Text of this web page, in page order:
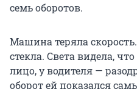
семь оборотов.
Машина теряла
стекла. Света видела,
лицо, у водителя —
оборот ей показался